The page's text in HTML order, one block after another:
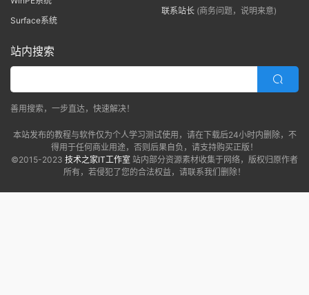
Surface系统
联系站长 (商务问题，说明来意)
站内搜索
善用搜索，一步直达，快速解决！
本站发布的教程与软件仅为个人学习测试使用，请在下载后24小时内删除，不
得用于任何商业用途，否则后果自负，请支持购买正版！
©2015-2023 技术之家IT工作室 站内部分资源素材收集于网络，版权归原作者
所有，若侵犯了您的合法权益，请联系我们删除！